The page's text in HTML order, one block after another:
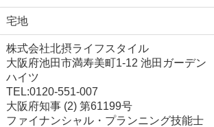
宅地
株式会社北摂ライフスタイル
大阪府池田市満寿美町1-12 池田ガーデン
ハイツ
TEL:0120-551-007
大阪府知事 (2) 第61199号
ファイナンシャル・プランニング技能士